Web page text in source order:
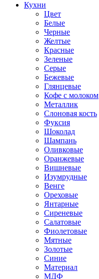
Кухни
Цвет
Белые
Черные
Желтые
Красные
Зеленые
Серые
Бежевые
Глянцевые
Кофе с молоком
Металлик
Слоновая кость
Фуксия
Шоколад
Шампань
Оливковые
Оранжевые
Вишневые
Изумрудные
Венге
Ореховые
Янтарные
Сиреневые
Салатовые
Фиолетовые
Мятные
Золотые
Синие
Материал
МДФ